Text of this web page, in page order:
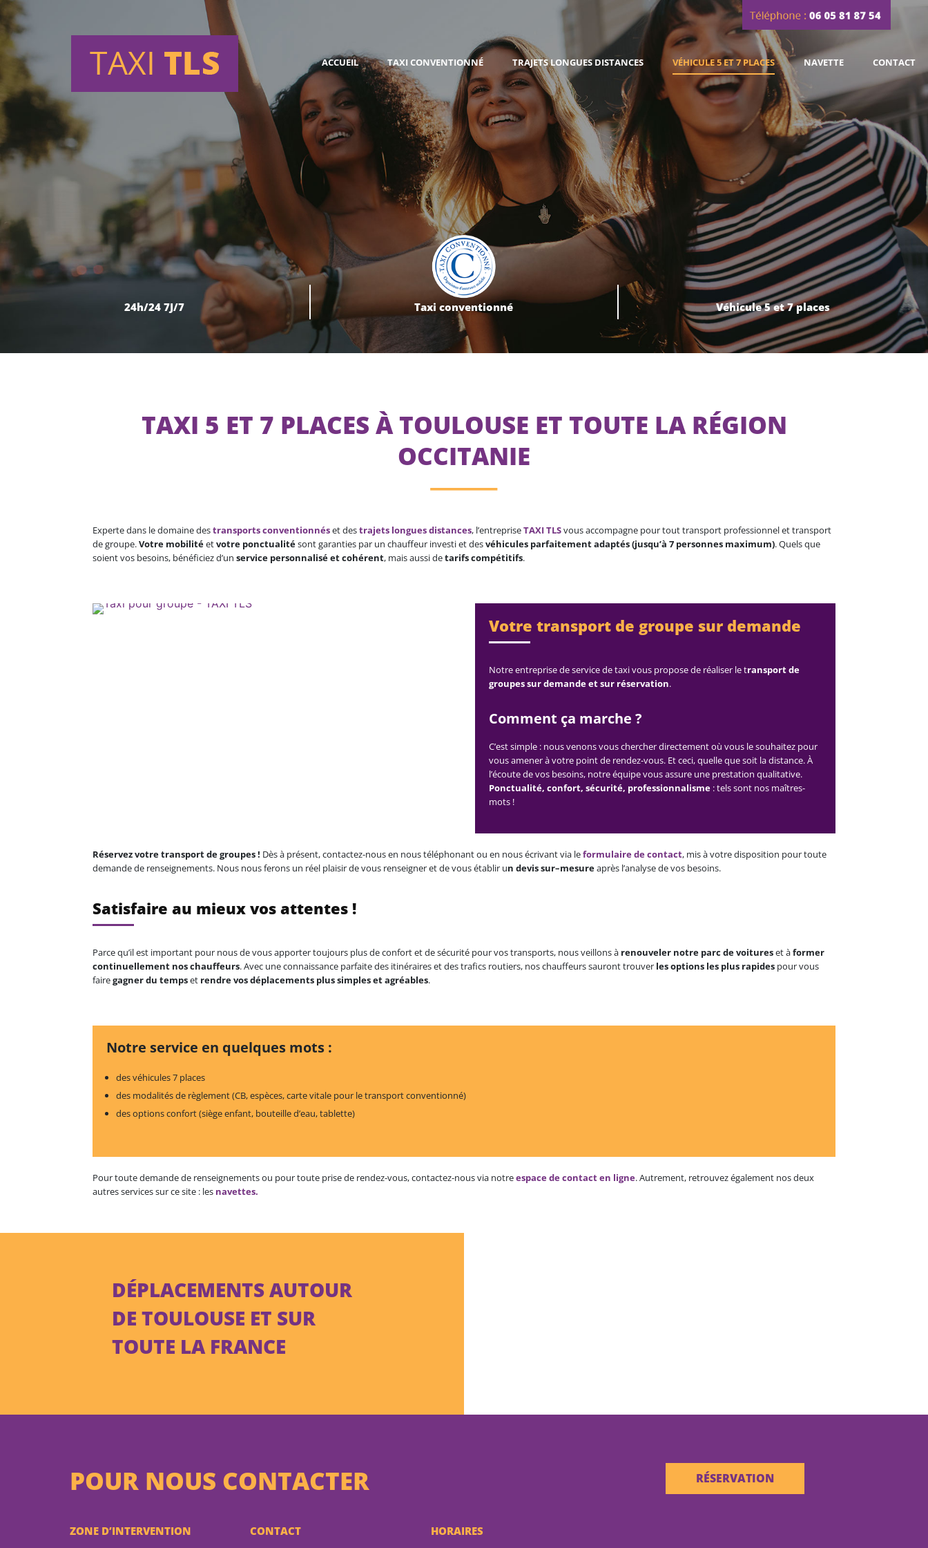
ACCUEIL TAXI CONVENTIONNÉ TRAJETS LONGUES DISTANCES VÉHICULE 5 ET 7 PLACES NAVETTE CONTACT
24h/24 7J/7 Taxi conventionné Véhicule 5 et 7 places
TAXI 5 ET 7 PLACES À TOULOUSE ET TOUTE LA RÉGION
OCCITANIE
Experte dans le domaine destransports conventionnéset destrajets longues distances, l’entrepriseTAXI TLSvous accompagne pour tout transport professionnel et transport
de groupe.Votre mobilitéetvotre ponctualitésont garanties par un chauffeur investi et desvéhicules parfaitement adaptés (jusqu’à 7 personnes maximum). Quels que
soient vos besoins, bénéficiez d’unservice personnalisé et cohérent, mais aussi detarifs compétitifs.
Votre transport de groupe sur demande
Notre entreprise de service de taxi vous propose de réaliser le transport de
groupes sur demande et sur réservation.
Comment ça marche ?
C’est simple : nous venons vous chercher directement où vous le souhaitez pour
vous amener à votre point de rendez-vous. Et ceci, quelle que soit la distance. À
l’écoute de vos besoins, notre équipe vous assure une prestation qualitative.
Ponctualité, confort, sécurité, professionnalisme : tels sont nos maîtres-
mots !
Réservez votre transport de groupes ! Dès à présent, contactez-nous en nous téléphonant ou en nous écrivant via leformulaire de contact, mis à votre disposition pour toute
demande de renseignements. Nous nous ferons un réel plaisir de vous renseigner et de vous établir un devis sur–mesureaprès l’analyse de vos besoins.
Satisfaire au mieux vos attentes !
Parce qu’il est important pour nous de vous apporter toujours plus de confort et de sécurité pour vos transports, nous veillons à renouveler notre parc de voitureset àformer
continuellement nos chauffeurs. Avec une connaissance parfaite des itinéraires et des trafics routiers, nos chauffeurs sauront trouver les options les plus rapides pour vous
fairegagner du tempset rendre vos déplacements plus simples et agréables.
Notre service en quelques mots :
des véhicules 7 places
des modalités de règlement (CB, espèces, carte vitale pour le transport conventionné)
des options confort (siège enfant, bouteille d’eau, tablette)
Pour toute demande de renseignements ou pour toute prise de rendez-vous, contactez-nous via notreespace de contact en ligne. Autrement, retrouvez également nos deux
autres services sur ce site : les navettes.
DÉPLACEMENTS AUTOUR
DE TOULOUSE ET SUR
TOUTE LA FRANCE
POUR NOUS CONTACTER
ZONE D’INTERVENTION CONTACT HORAIRES
RÉSERVATION